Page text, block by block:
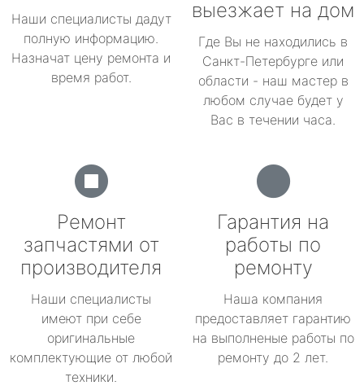
Наши специалисты дадут
полную информацию.
Назначат цену ремонта и
время работ.
выезжает на дом
Где Вы не находились в
Санкт-Петербурге или
области - наш мастер в
любом случае будет у
Вас в течении часа.
Ремонт
запчастями от
производителя
Наши специалисты
имеют при себе
оригинальные
комплектующие от любой
техники.
Гарантия на
работы по
ремонту
Наша компания
предоставляет гарантию
на выполненые работы по
ремонту до 2 лет.